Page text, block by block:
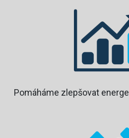
Pomáháme zlepšovat